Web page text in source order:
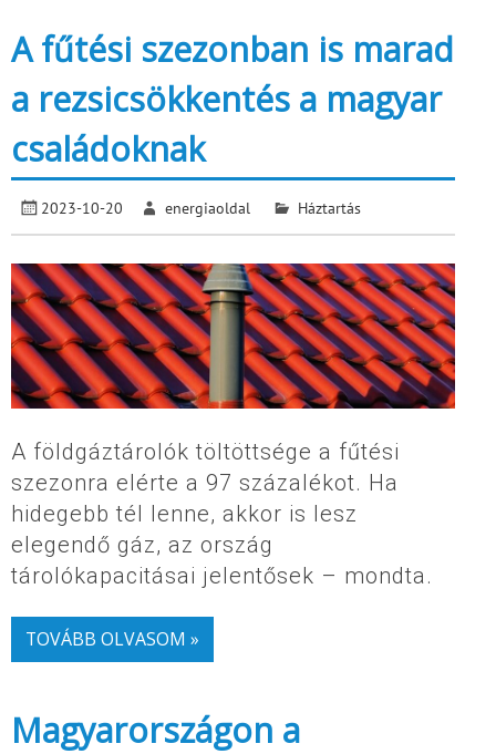
A fűtési szezonban is marad
a rezsicsökkentés a magyar
családoknak
2023-10-20 energiaoldal Háztartás
A földgáztárolók töltöttsége a fűtési
szezonra elérte a 97 százalékot. Ha
hidegebb tél lenne, akkor is lesz
elegendő gáz, az ország
tárolókapacitásai jelentősek – mondta.
TOVÁBB OLVASOM »
Magyarországon a